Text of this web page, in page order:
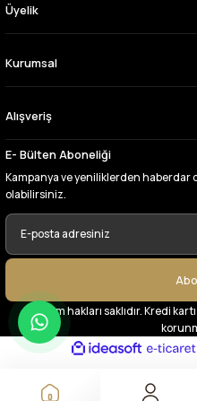
Çok memnun kaldım,teşekkürler
Üyelik
Kurumsal
Alışveriş
E- Bülten Aboneliği
Kampanya ve yeniliklerden
olabilirsiniz.
© Tüm hakları saklıdır. Kredi
ideasoft